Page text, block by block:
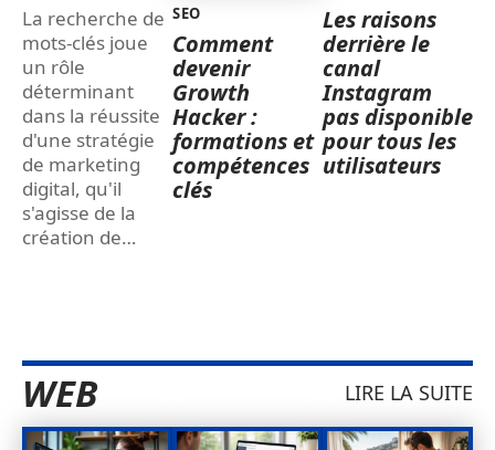
La recherche de
mots-clés joue
un rôle
déterminant
dans la réussite
d'une stratégie
de marketing
digital, qu'il
s'agisse de la
création de…
SEO
Comment
devenir
Growth
Hacker :
formations et
compétences
clés
Les raisons
derrière le
canal
Instagram
pas disponible
pour tous les
utilisateurs
WEB LIRE LA SUITE